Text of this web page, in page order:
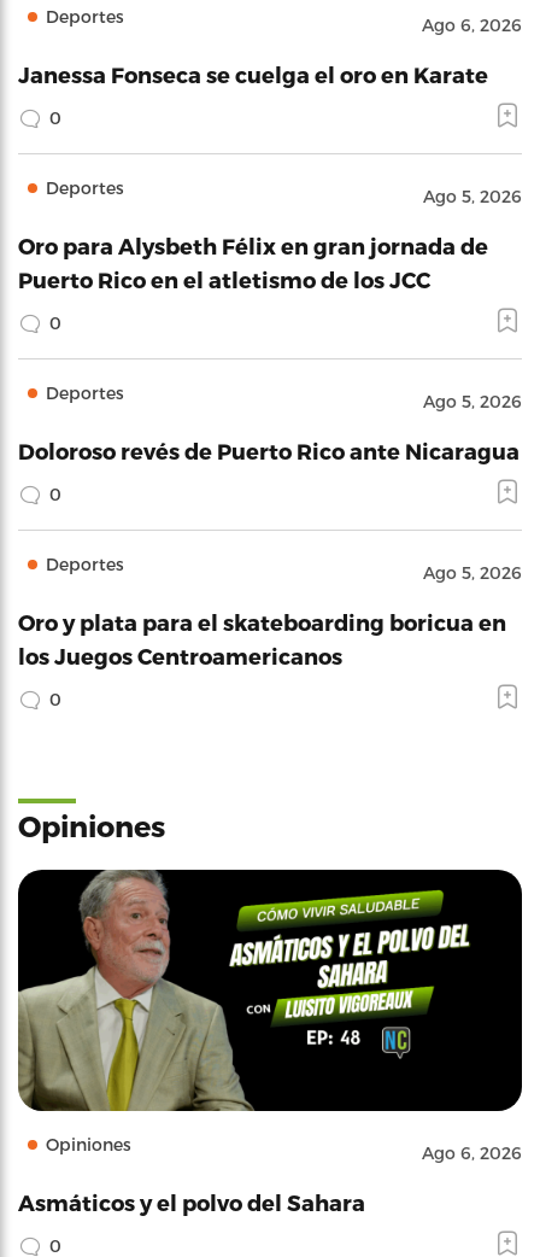
Deportes Ago 6, 2026
Janessa Fonseca se cuelga el oro en Karate
0
Deportes Ago 5, 2026
Oro para Alysbeth Félix en gran jornada de
Puerto Rico en el atletismo de los JCC
0
Deportes Ago 5, 2026
Doloroso revés de Puerto Rico ante Nicaragua
0
Deportes Ago 5, 2026
Oro y plata para el skateboarding boricua en
los Juegos Centroamericanos
0
Opiniones
Opiniones Ago 6, 2026
Asmáticos y el polvo del Sahara
0